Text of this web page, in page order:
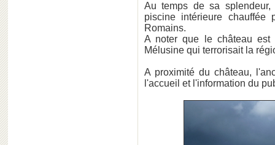
Au temps de sa
piscine intérieure chauffée
Romains.
A noter que le château
Mélusine qui terrorisait la
A proximité du château,
l'accueil et l'information du